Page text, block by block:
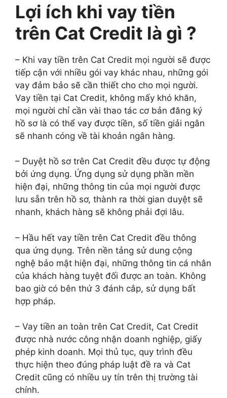
Lợi ích khi vay tiền
trên Cat Credit là gì ?
– Khi vay tiền trên Cat Credit mọi người sẽ được
tiếp cận với nhiều gói vay khác nhau, những gói
vay đảm bảo sẽ cần thiết cho cho mọi người.
Vay tiền tại Cat Credit, không mấy khó khăn,
mọi người chỉ cần vài thao tác cơ bản đăng ký
hồ sơ là có thể vay được tiền, số tiền giải ngân
sẽ nhanh cóng về tài khoản ngân hàng.
– Duyệt hồ sơ trên Cat Credit đều được tự động
bởi ứng dụng. Ứng dụng sử dụng phần mền
hiện đại, những thông tin của mọi người được
lưu sẵn trên hồ sơ, thành ra thời gian duyệt sẽ
nhanh, khách hàng sẽ không phải đợi lâu.
– Hầu hết vay tiền trên Cat Credit đều thông
qua ứng dụng. Trên nền tảng sử dung cộng
nghệ bảo mật hiện đại, những thông tin cá nhân
của khách hàng tuyệt đối được an toàn. Không
bao giờ có bên thứ 3 đánh cắp, sử dụng bất
hợp pháp.
– Vay tiền an toàn trên Cat Credit, Cat Credit
được nhà nước công nhận doanh nghiệp, giấy
phép kinh doanh. Mọi thủ tục, quy trình đều
thực hiện theo đúng pháp luật đề ra và Cat
Credit cũng có nhiều uy tín trên thị trường tài
chính.